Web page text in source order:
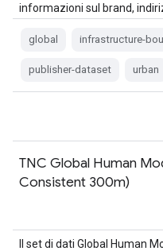
informazioni sul brand,
global infrastructure-
publisher-dataset urban
TNC Global Human
Consistent 300m)
Il set di dati Global Human